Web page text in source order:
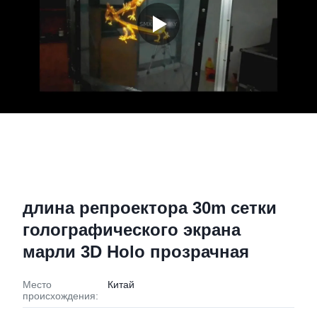
длина репроектора 30m сетки
голографического экрана
марли 3D Holo прозрачная
Место
происхождения:
Китай